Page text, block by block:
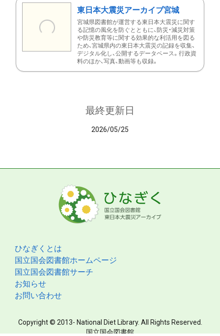
東日本大震災アーカイブ宮城
宮城県図書館が運営する東日本大震災に関す
る記憶の風化を防ぐとともに、防災・減災対策
や防災教育等に関する効果的な利活用を図る
ため、宮城県内の東日本大震災の記録を収集、
デジタル化し、公開するデータベース。行政資
料のほか、写真、動画等も収録。
最終更新日
2026/05/25
ひなぎくとは
国立国会図書館ホームページ
国立国会図書館サーチ
お知らせ
お問い合わせ
Copyright © 2013- National Diet Library. All Rights Reserved.